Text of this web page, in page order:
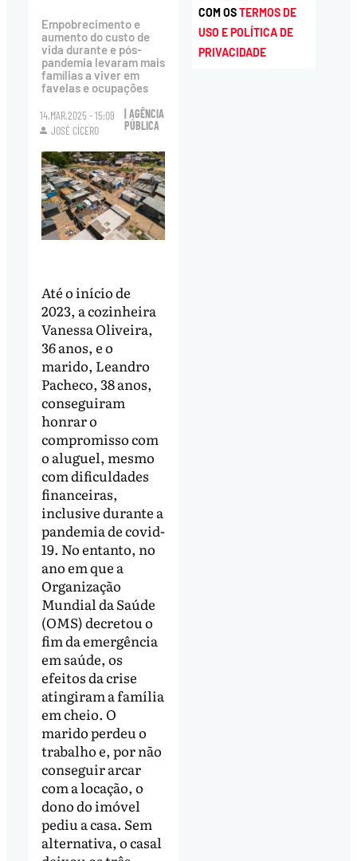
Empobrecimento e
aumento do custo de
vida durante e pós-
pandemia levaram mais
famílias a viver em
favelas e ocupações
14.MAR.2025 - 15:09
JOSÉ CÍCERO
| AGÊNCIA
PÚBLICA
Até o início de
2023, a cozinheira
Vanessa Oliveira,
36 anos, e o
marido, Leandro
Pacheco, 38 anos,
conseguiram
honrar o
compromisso com
o aluguel, mesmo
com dificuldades
financeiras,
inclusive durante a
pandemia de covid-
19. No entanto, no
ano em que a
Organização
Mundial da Saúde
(OMS) decretou o
fim da emergência
em saúde, os
efeitos da crise
atingiram a família
em cheio. O
marido perdeu o
trabalho e, por não
conseguir arcar
com a locação, o
dono do imóvel
pediu a casa. Sem
alternativa, o casal
COM OSTERMOS DE
USO E POLÍTICA DE
PRIVACIDADE